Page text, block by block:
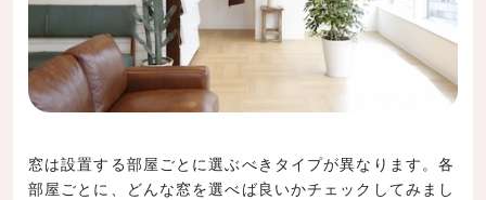
窓は設置する部屋ごとに選ぶべきタイプが異なります。各
部屋ごとに、どんな窓を選べば良いかチェックしてみまし